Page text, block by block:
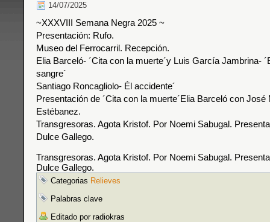
14/07/2025
~XXXVIII Semana Negra 2025 ~
Presentación: Rufo.
Museo del Ferrocarril. Recepción.
Elia Barceló- ´Cita con la muerte´y Luis García Jambrina-
sangre´
Santiago Roncagliolo- Él accidente´
Presentación de ´Cita con la muerte´Elia Barceló con José
Estébanez.
Transgresoras. Agota Kristof. Por Noemi Sabugal.
Dulce Gallego.
Transgresoras. Agota Kristof. Por Noemi Sabugal.
Dulce Gallego.
Categorias Relieves
Palabras clave
Editado por radiokras